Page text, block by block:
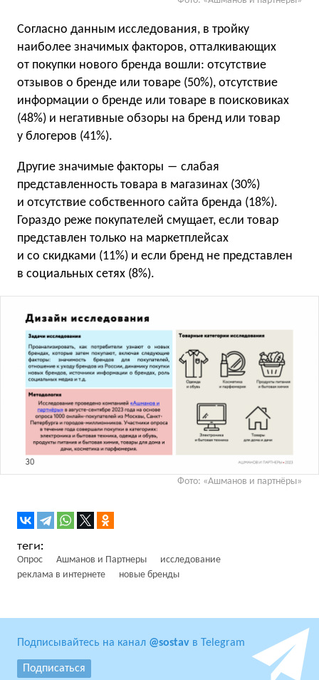
Согласно данным исследования, в тройку
наиболее значимых факторов, отталкивающих
от покупки нового бренда вошли: отсутствие
отзывов о бренде или товаре (50%), отсутствие
информации о бренде или товаре в поисковиках
(48%) и негативные обзоры на бренд или товар
у блогеров (41%).
Другие значимые факторы ― слабая
представленность товара в магазинах (30%)
и отсутствие собственного сайта бренда (18%).
Гораздо реже покупателей смущает, если товар
представлен только на маркетплейсах
и со скидками (11%) и если бренд не представлен
в социальных сетях (8%).
Фото: «Ашманов и партнёры»
Опрос Ашманов и Партнеры
исследование
реклама в интернете
новые бренды
Подписывайтесь на канал @sostav в Telegram
Подписаться